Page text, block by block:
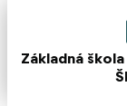
Základná